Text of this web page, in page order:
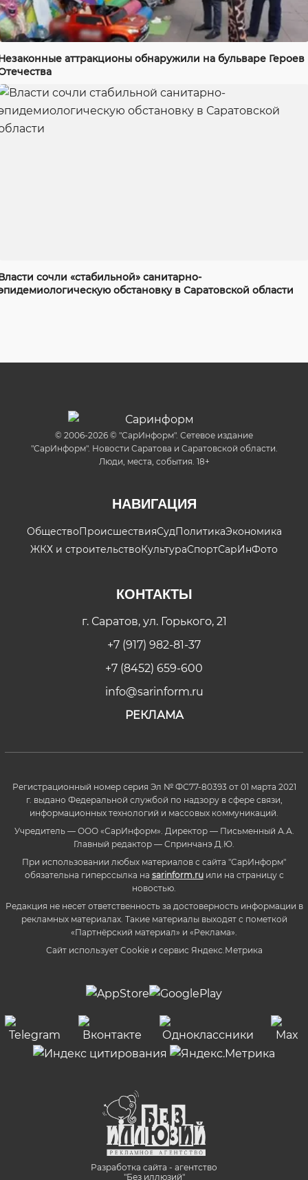
аттракционы обнаружили на бульваре Героев
сочли «стабильной» санитарно-
обстановку в Саратовской области
© 2006-2026 © "СарИнформ". Сетевое издание
"СарИнформ". Новости Саратова и Саратовской области.
Люди, места, события. 18+
НАВИГАЦИЯ
ОбществоПроисшествияСудПолитикаЭкономика
ЖКХ и строительствоКультураСпортСарИнФото
КОНТАКТЫ
г. Саратов, ул. Горького, 21
+7 (917) 982-81-37
+7 (8452) 659-600
info@sarinform.ru
РЕКЛАМА
Регистрационный номер серия Эл № ФС77-80393 от 01 марта 2021
г. выдано Федеральной службой по надзору в сфере связи,
информационных технологий и массовых коммуникаций.
Учредитель — ООО «СарИнформ». Директор — Письменный А.А.
Главный редактор — Спринчанэ Д.Ю.
При использовании любых материалов с сайта "СарИнформ"
обязательна гиперссылка на sarinform.ruили на страницу с
новостью.
Редакция не несет ответственность за достоверность информации в
рекламных материалах. Такие материалы выходят с пометкой
«Партнёрский материал» и «Реклама».
Сайт использует Cookie и сервиc Яндекс.Метрика
Разработка сайта - агентство
"Без иллюзий"